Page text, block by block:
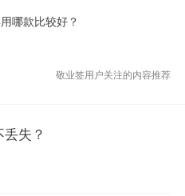
哪款比较好？
敬业签用户关注的内容推荐
失？